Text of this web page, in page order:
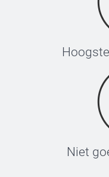
Niet